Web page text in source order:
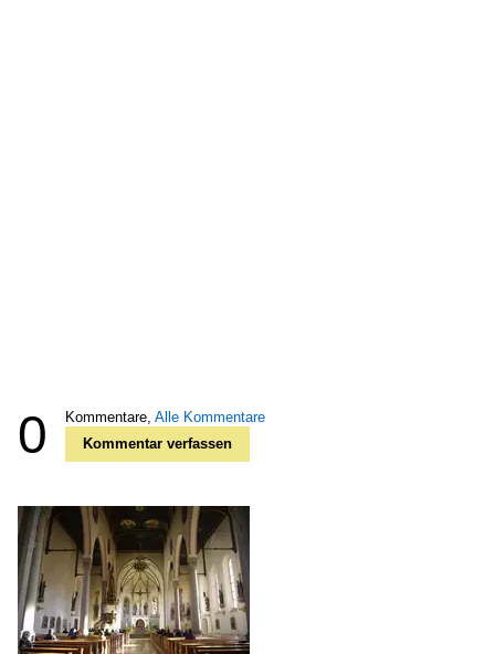
0 Kommentare, Alle Kommentare
Kommentar verfassen